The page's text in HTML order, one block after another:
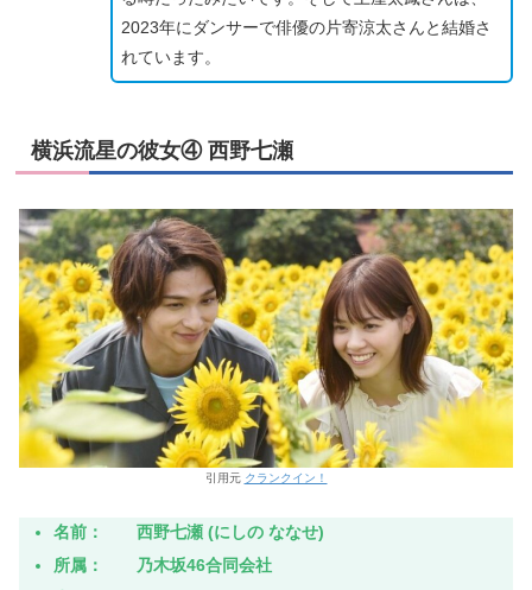
2023年にダンサーで俳優の片寄涼太さんと結婚さ
れています。
横浜流星の彼女④ 西野七瀬
引用元 クランクイン！
名前： 西野七瀬 (にしの ななせ)
所属： 乃木坂46合同会社